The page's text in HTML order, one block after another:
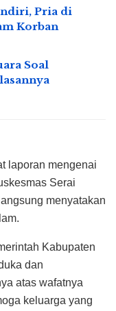
Pria di
Korban
Soal
laporan mengenai
Serai
menyatakan
Kabupaten
dan
atas wafatnya
keluarga yang